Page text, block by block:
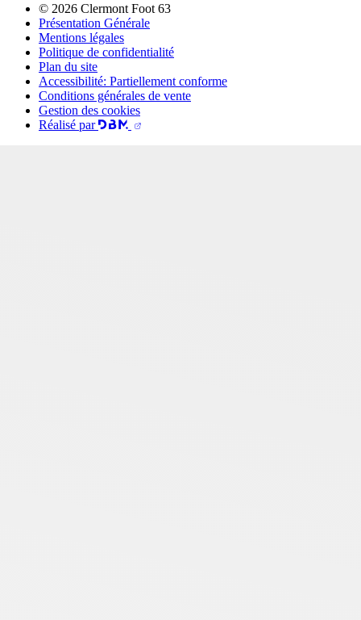
© 2026 Clermont Foot 63
Présentation Générale
Mentions légales
Politique de confidentialité
Plan du site
Accessibilité: Partiellement conforme
Conditions générales de vente
Gestion des cookies
Réalisé par